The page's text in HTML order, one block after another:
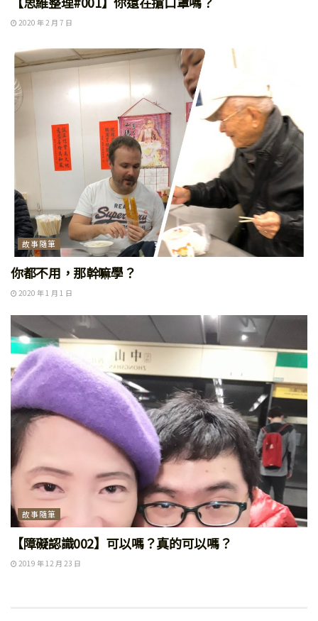
2020 年 2 月 7 日
故事隨筆
你都不用，那幹嘛學？
2020 年 1 月 1 日
故事隨筆
【障礙認識002】可以嗎？真的可以嗎？
2019 年 12 月 23 日